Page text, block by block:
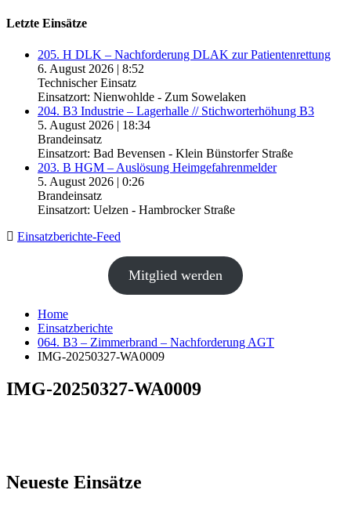
Letzte Einsätze
205. H DLK – Nachforderung DLAK zur Patientenrettung
6. August 2026 | 8:52
Technischer Einsatz
Einsatzort: Nienwohlde - Zum Sowelaken
204. B3 Industrie – Lagerhalle // Stichworterhöhung B3
5. August 2026 | 18:34
Brandeinsatz
Einsatzort: Bad Bevensen - Klein Bünstorfer Straße
203. B HGM – Auslösung Heimgefahrenmelder
5. August 2026 | 0:26
Brandeinsatz
Einsatzort: Uelzen - Hambrocker Straße
Einsatzberichte-Feed
Mitglied werden
Home
Einsatzberichte
064. B3 – Zimmerbrand – Nachforderung AGT
IMG-20250327-WA0009
IMG-20250327-WA0009
Neueste Einsätze